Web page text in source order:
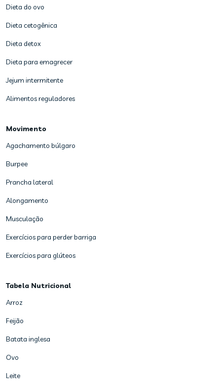
Dieta do ovo
Dieta cetogênica
Dieta detox
Dieta para emagrecer
Jejum intermitente
Alimentos reguladores
Movimento
Agachamento búlgaro
Burpee
Prancha lateral
Alongamento
Musculação
Exercícios para perder barriga
Exercícios para glúteos
Tabela Nutricional
Arroz
Feijão
Batata inglesa
Ovo
Leite